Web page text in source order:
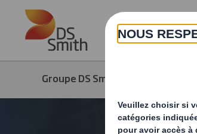
Skip to main content
Groupe DS Smith